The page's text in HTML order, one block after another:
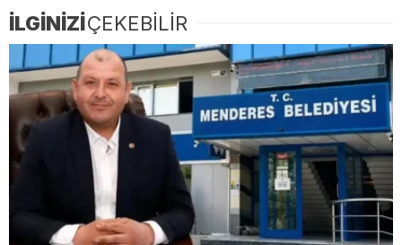
İLGİNİZİÇEKEBİLİR